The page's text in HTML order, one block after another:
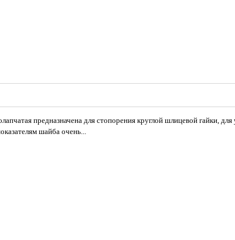
предназначена для стопорения круглой шлицевой гайки,
шайба очень...